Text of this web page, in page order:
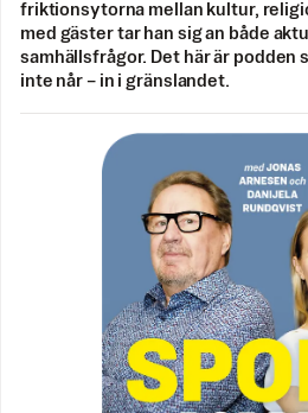
friktionsytorna mellan kultur,
med gäster tar han sig an både
samhällsfrågor. Det här är podden
inte når – in i gränslandet.